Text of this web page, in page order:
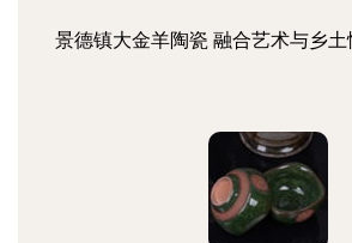
景德镇大金羊陶瓷 融合艺术与乡